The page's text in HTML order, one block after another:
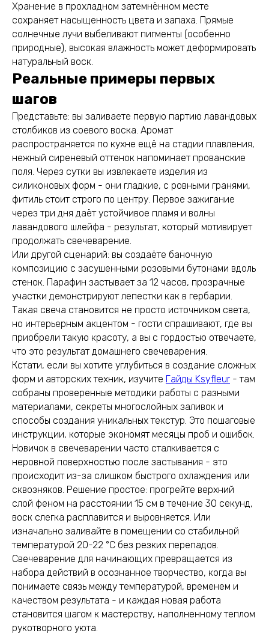
Хранение в прохладном затемнённом месте
сохраняет насыщенность цвета и запаха. Прямые
солнечные лучи выбеливают пигменты (особенно
природные), высокая влажность может деформировать
натуральный воск.
Реальные примеры первых
шагов
Представьте: вы заливаете первую партию лавандовых
столбиков из соевого воска. Аромат
распространяется по кухне ещё на стадии плавления,
нежный сиреневый оттенок напоминает прованские
поля. Через сутки вы извлекаете изделия из
силиконовых форм - они гладкие, с ровными гранями,
фитиль стоит строго по центру. Первое зажигание
через три дня даёт устойчивое пламя и волны
лавандового шлейфа - результат, который мотивирует
продолжать свечеварение.
Или другой сценарий: вы создаёте баночную
композицию с засушенными розовыми бутонами вдоль
стенок. Парафин застывает за 12 часов, прозрачные
участки демонстрируют лепестки как в гербарии.
Такая свеча становится не просто источником света,
но интерьерным акцентом - гости спрашивают, где вы
приобрели такую красоту, а вы с гордостью отвечаете,
что это результат домашнего свечеварения.
Кстати, если вы хотите углубиться в создание сложных
форм и авторских техник, изучите Гайды Ksyfleur - там
собраны проверенные методики работы с разными
материалами, секреты многослойных заливок и
способы создания уникальных текстур. Это пошаговые
инструкции, которые экономят месяцы проб и ошибок.
Новичок в свечеварении часто сталкивается с
неровной поверхностью после застывания - это
происходит из-за слишком быстрого охлаждения или
сквозняков. Решение простое: прогрейте верхний
слой феном на расстоянии 15 см в течение 30 секунд,
воск слегка расплавится и выровняется. Или
изначально заливайте в помещении со стабильной
температурой 20-22 °C без резких перепадов.
Свечеварение для начинающих превращается из
набора действий в осознанное творчество, когда вы
понимаете связь между температурой, временем и
качеством результата - и каждая новая работа
становится шагом к мастерству, наполненному теплом
рукотворного уюта.